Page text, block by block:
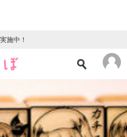
施中！
ース
ズ